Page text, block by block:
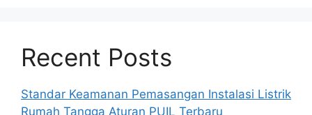
Recent Posts
Standar Keamanan Pemasangan Instalasi Listrik
Rumah Tangga Aturan PUIL Terbaru